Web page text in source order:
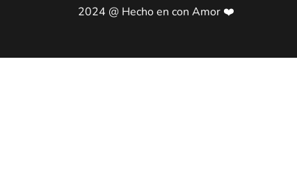
2024 @ Hecho en con Amor ❤️